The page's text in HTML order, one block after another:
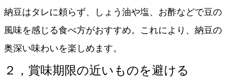
納豆はタレに頼らず、しょう油や塩、お酢などで豆の
風味を感じる食べ方がおすすめ。これにより、納豆の
奥深い味わいを楽しめます。
２，賞味期限の近いものを避ける